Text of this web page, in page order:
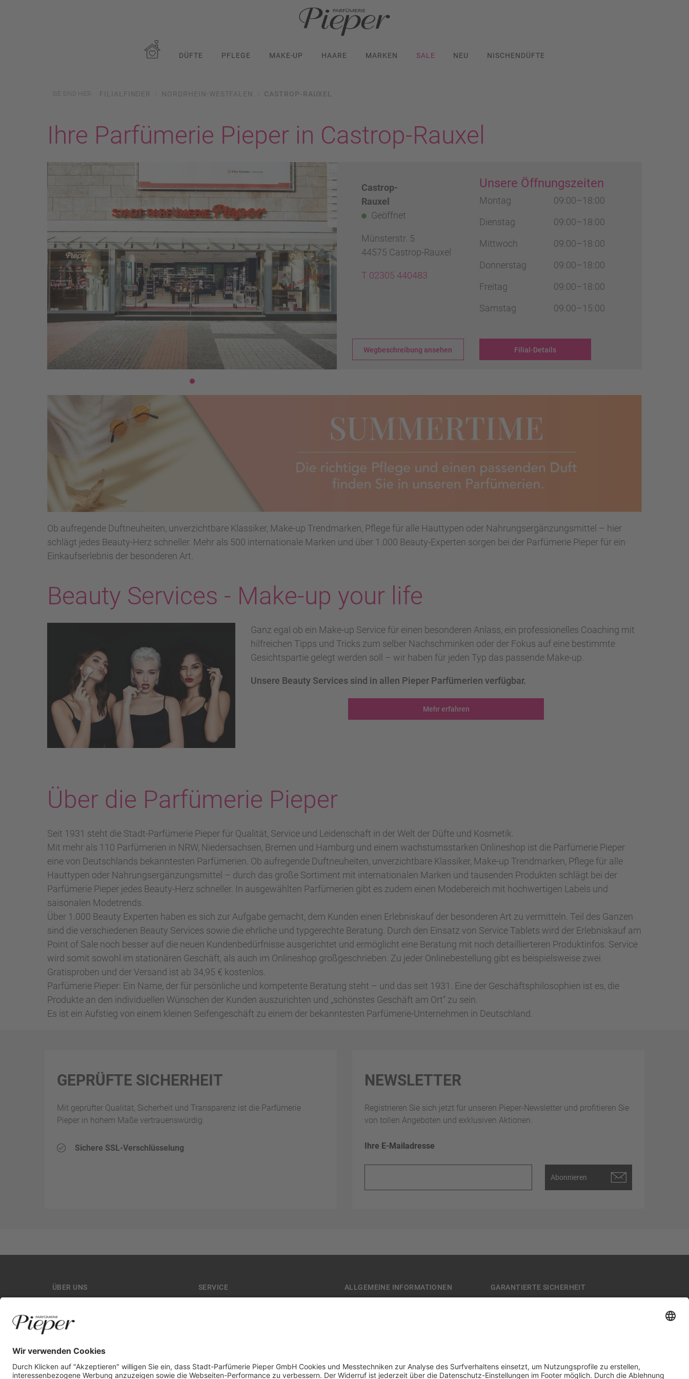
DÜFTE PFLEGE MAKE-UP HAARE MARKEN SALE NEU NISCHENDÜFTE
SIE SIND HIER: FILIALFINDER NORDRHEIN-WESTFALEN CASTROP-RAUXEL
Ihre Parfümerie Pieper in Castrop-Rauxel
Previous Next
Castrop-
Rauxel
Geöffnet
Münsterstr. 5
44575 Castrop-Rauxel
T 02305 440483
Unsere Öffnungszeiten
Montag
09:00–18:00
Dienstag
09:00–18:00
Mittwoch
09:00–18:00
Donnerstag
09:00–18:00
Freitag
09:00–18:00
Samstag
09:00–15:00
Wegbeschreibung ansehen Filial-Details
Ob aufregende Duftneuheiten, unverzichtbare Klassiker, Make-up Trendmarken, Pflege für alle Hauttypen oder Nahrungsergänzungsmittel – hier
schlägt jedes Beauty-Herz schneller. Mehr als 500 internationale Marken und über 1.000 Beauty-Experten sorgen bei der Parfümerie Pieper für ein
Einkaufserlebnis der besonderen Art.
Beauty Services - Make-up your life
Ganz egal ob ein Make-up Service für einen besonderen Anlass, ein professionelles Coaching mit
hilfreichen Tipps und Tricks zum selber Nachschminken oder der Fokus auf eine bestimmte
Gesichtspartie gelegt werden soll – wir haben für jeden Typ das passende Make-up.
Unsere Beauty Services sind in allen Pieper Parfümerien verfügbar.
Mehr erfahren
Über die Parfümerie Pieper
Seit 1931 steht die Stadt-Parfümerie Pieper für Qualität, Service und Leidenschaft in der Welt der Düfte und Kosmetik.
Mit mehr als 110 Parfümerien in NRW, Niedersachsen, Bremen und Hamburg und einem wachstumsstarken Onlineshop ist die Parfümerie Pieper
eine von Deutschlands bekanntesten Parfümerien. Ob aufregende Duftneuheiten, unverzichtbare Klassiker, Make-up Trendmarken, Pflege für alle
Hauttypen oder Nahrungsergänzungsmittel – durch das große Sortiment mit internationalen Marken und tausenden Produkten schlägt bei der
Parfümerie Pieper jedes Beauty-Herz schneller. In ausgewählten Parfümerien gibt es zudem einen Modebereich mit hochwertigen Labels und
saisonalen Modetrends.
Über 1.000 Beauty Experten haben es sich zur Aufgabe gemacht, dem Kunden einen Erlebniskauf der besonderen Art zu vermitteln. Teil des Ganzen
sind die verschiedenen Beauty Services sowie die ehrliche und typgerechte Beratung. Durch den Einsatz von Service Tablets wird der Erlebniskauf am
Point of Sale noch besser auf die neuen Kundenbedürfnisse ausgerichtet und ermöglicht eine Beratung mit noch detaillierteren Produktinfos. Service
wird somit sowohl im stationären Geschäft, als auch im Onlineshop großgeschrieben. Zu jeder Onlinebestellung gibt es beispielsweise zwei
Gratisproben und der Versand ist ab 34,95 € kostenlos.
Parfümerie Pieper: Ein Name, der für persönliche und kompetente Beratung steht – und das seit 1931. Eine der Geschäftsphilosophien ist es, die
Produkte an den individuellen Wünschen der Kunden auszurichten und „schönstes Geschäft am Ort“ zu sein.
Es ist ein Aufstieg von einem kleinen Seifengeschäft zu einem der bekanntesten Parfümerie-Unternehmen in Deutschland.
NEWSLETTER
Registrieren Sie sich jetzt für unseren Pieper-Newsletter und profitieren Sie
von tollen Angeboten und exklusiven Aktionen.
Ihre E-Mailadresse
Abonnieren
GEPRÜFTE SICHERHEIT
Mit geprüfter Qualität, Sicherheit und Transparenz ist die Parfümerie
Pieper in hohem Maße vertrauenswürdig.
Sichere SSL-Verschlüsselung
ÜBER UNS
Kontakt
Historie
Affiliate
SERVICE
Retouren
ALLGEMEINE INFORMATIONEN
AGB
GARANTIERTE SICHERHEIT
Trusted Shops zertifiziert seit 2010